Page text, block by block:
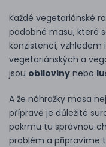
Každé vegetariánské
podobné masu, které
konzistencí, vzhledem
vegetariánských a
jsou obiloviny nebo
A že náhražky masa
přípravě je důležité
pokrmu tu správnou
problém a připravíme